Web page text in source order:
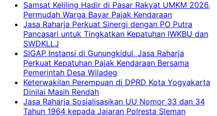
Samsat Keliling Hadir di Pasar Rakyat UMKM 2026,
Permudah Warga Bayar Pajak Kendaraan
Jasa Raharja Perkuat Sinergi dengan PO Putra
Pancasari untuk Tingkatkan Kepatuhan IWKBU dan
SWDKLLJ
SIGAP Instansi di Gunungkidul, Jasa Raharja
Perkuat Kepatuhan Pajak Kendaraan Bersama
Pemerintah Desa Wiladeg
Keterwakilan Perempuan di DPRD Kota Yogyakarta
Dinilai Masih Rendah
Jasa Raharja Sosialisasikan UU Nomor 33 dan 34
Tahun 1964 kepada Jajaran Polresta Sleman